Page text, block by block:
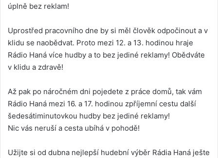
úplně bez reklam!
Uprostřed pracovního dne by si měl člověk odpočinout a v
klidu se naobědvat. Proto mezi 12. a 13. hodinou hraje
Rádio Haná více hudby a to bez jediné reklamy! Obědváte
v klidu a zdravě!
Až pak po náročném dni pojedete z práce domů, tak vám
Rádio Haná mezi 16. a 17. hodinou zpříjemní cestu další
šedesátiminutovkou hudby bez jediné reklamy!
Nic vás neruší a cesta ubíhá v pohodě!
Užijte si od dubna nejlepší hudební výběr Rádia Haná ješte